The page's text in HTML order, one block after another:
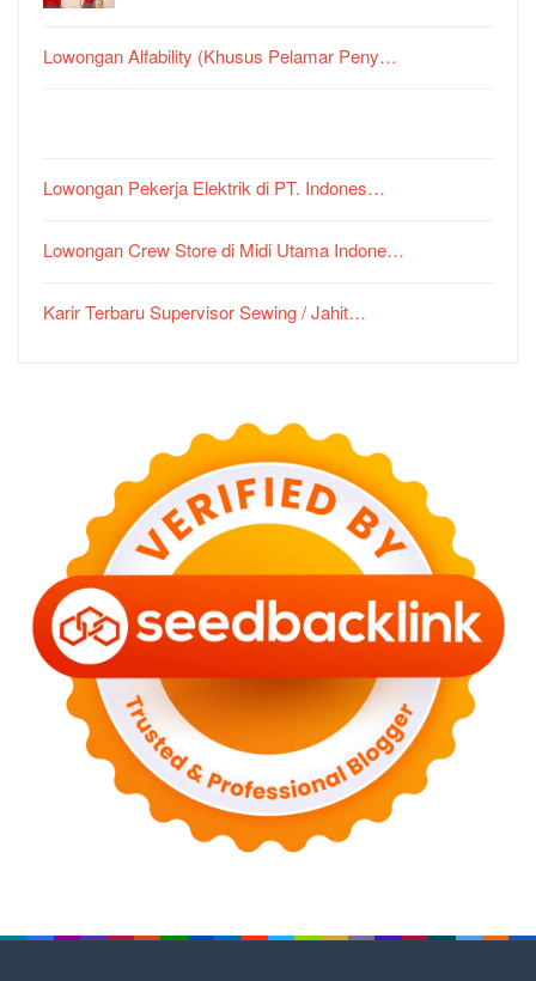
Lowongan Alfability (Khusus Pelamar Peny…
Lowongan Pekerja Elektrik di PT. Indones…
Lowongan Crew Store di Midi Utama Indone…
Karir Terbaru Supervisor Sewing / Jahit…